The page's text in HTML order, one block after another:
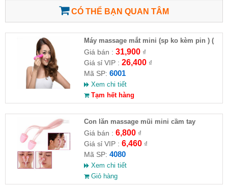
CÓ THỂ BẠN QUAN TÂM
Máy massage mắt mini (sp ko kèm pin ) (
HĐ )
Giá bán : 31,900₫
Giá sỉ VIP : 26,400₫
Mã SP: 6001
Xem chi tiết
Tạm hết hàng
Con lăn massage mũi mini cầm tay
Giá bán : 6,800₫
Giá sỉ VIP : 6,460₫
Mã SP: 4080
Xem chi tiết
Giỏ hàng